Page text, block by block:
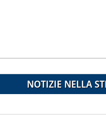
NOTIZIE NELLA